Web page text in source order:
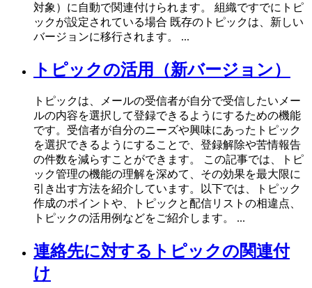
対象）に自動で関連付けられます。 組織ですでにトピ
ックが設定されている場合 既存のトピックは、新しい
バージョンに移行されます。 ...
トピックの活用（新バージョン）
トピックは、メールの受信者が自分で受信したいメー
ルの内容を選択して登録できるようにするための機能
です。受信者が自分のニーズや興味にあったトピック
を選択できるようにすることで、登録解除や苦情報告
の件数を減らすことができます。 この記事では、トピ
ック管理の機能の理解を深めて、その効果を最大限に
引き出す方法を紹介しています。以下では、トピック
作成のポイントや、トピックと配信リストの相違点、
トピックの活用例などをご紹介します。 ...
連絡先に対するトピックの関連付
け